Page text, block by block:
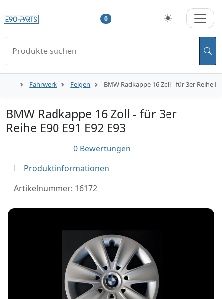
0
Produkte suchen
Fahrwerk Felgen BMW Radkappe 16 Zoll - für 3er Reihe
BMW Radkappe 16 Zoll - für 3er
Reihe E90 E91 E92 E93
0 Bewertungen
Produktinformationen
Artikelnummer: 16172